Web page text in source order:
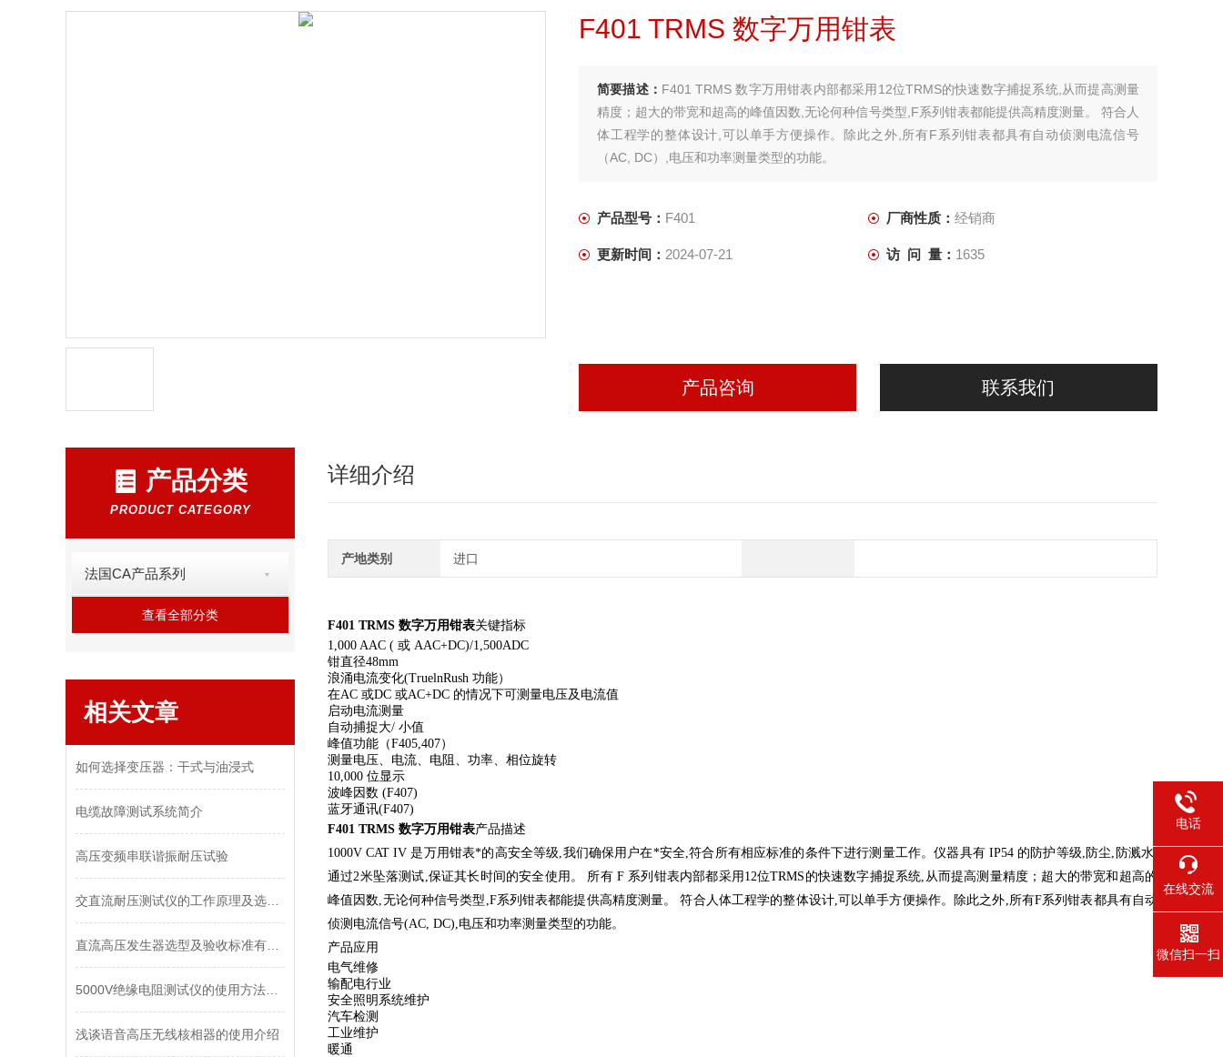
F401 TRMS 数字万用钳表
简要描述： F401 TRMS 数字万用钳表内部都采用12位TRMS的快速数字捕捉系统,从而提高测量
精度；超大的带宽和超高的峰值因数,无论何种信号类型,F系列钳表都能提供高精度测量。 符合人
体工程学的整体设计,可以单手方便操作。除此之外,所有F系列钳表都具有自动侦测电流信号
（AC, DC）,电压和功率测量类型的功能。
产品型号： F401 厂商性质： 经销商
更新时间： 2024-07-21 访 问 量： 1635
产品咨询 联系我们
产品分类
PRODUCT CATEGORY
法国CA产品系列
查看全部分类
相关文章
如何选择变压器：干式与油浸式
电缆故障测试系统简介
高压变频串联谐振耐压试验
浅谈语音高压无线核相器的使用介绍
详细介绍
产地类别 进口
F401 TRMS 数字万用钳表关键指标
1,000 AAC ( 或 AAC+DC)/1,500ADC
钳直径48mm
浪涌电流变化(TruelnRush 功能）
在AC 或DC 或AC+DC 的情况下可测量电压及电流值
启动电流测量
自动捕捉大/ 小值
峰值功能（F405,407）
测量电压、电流、电阻、功率、相位旋转
10,000 位显示
波峰因数 (F407)
蓝牙通讯(F407)
F401 TRMS 数字万用钳表产品描述
1000V CAT IV 是万用钳表*的高安全等级,我们确保用户在*安全,符合所有相应标准的条件下进行测量工作。仪器具有 IP54 的防护等级,防尘,防溅水,
通过2米坠落测试,保证其长时间的安全使用。 所有 F 系列钳表内部都采用12位TRMS的快速数字捕捉系统,从而提高测量精度；超大的带宽和超高的
峰值因数,无论何种信号类型,F系列钳表都能提供高精度测量。 符合人体工程学的整体设计,可以单手方便操作。除此之外,所有F系列钳表都具有自动
侦测电流信号(AC, DC),电压和功率测量类型的功能。
产品应用
电气维修
输配电行业
安全照明系统维护
汽车检测
工业维护
暖通
电话
在线交流
微信扫一扫